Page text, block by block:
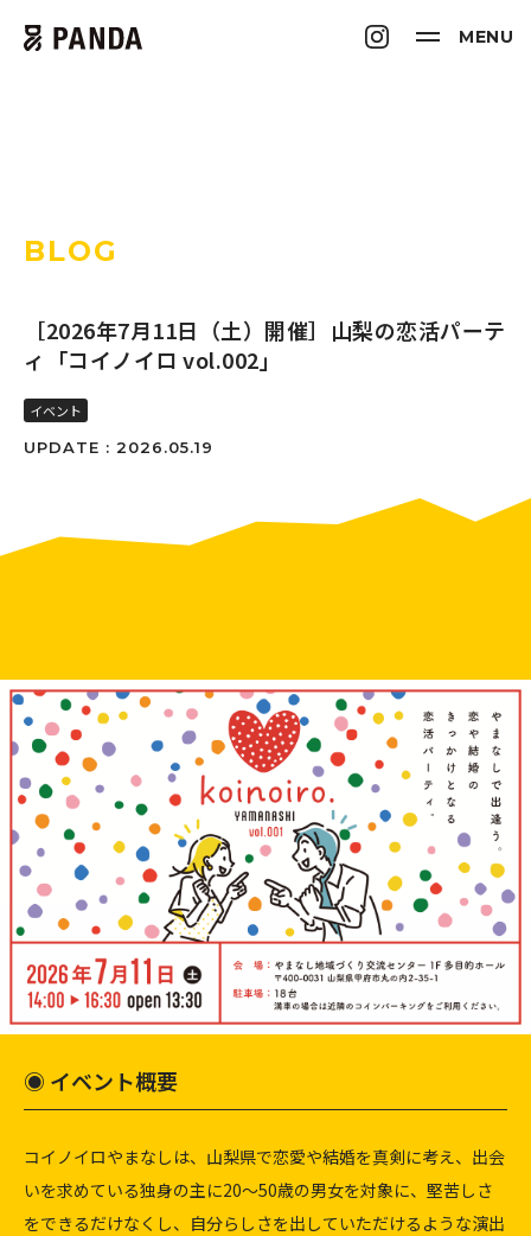
BLOG
［2026年7月11日（土）開催］山梨の恋活パーテ
ィ「コイノイロ vol.002」
イベント
UPDATE : 2026.05.19
◉ イベント概要
コイノイロやまなしは、山梨県で恋愛や結婚を真剣に考え、出会
いを求めている独身の主に20〜50歳の男女を対象に、堅苦しさ
をできるだけなくし、自分らしさを出していただけるような演出
MENU